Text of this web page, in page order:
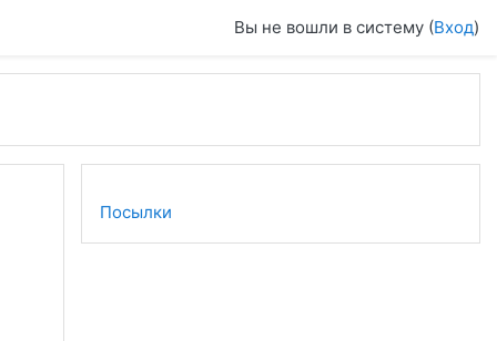
Вы не вошли в систему (Вход)
Посылки